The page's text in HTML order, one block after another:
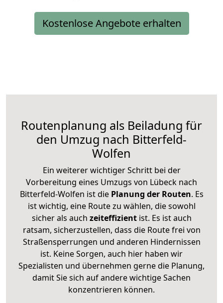
Kostenlose Angebote erhalten
Routenplanung als Beiladung für
den Umzug nach Bitterfeld-
Wolfen
Ein weiterer wichtiger Schritt bei der
Vorbereitung eines Umzugs von Lübeck nach
Bitterfeld-Wolfen ist diePlanung der Routen. Es
ist wichtig, eine Route zu wählen, die sowohl
sicher als auch zeiteffizientist. Es ist auch
ratsam, sicherzustellen, dass die Route frei von
Straßensperrungen und anderen Hindernissen
ist. Keine Sorgen, auch hier haben wir
Spezialisten und übernehmen gerne die Planung,
damit Sie sich auf andere wichtige Sachen
konzentrieren können.